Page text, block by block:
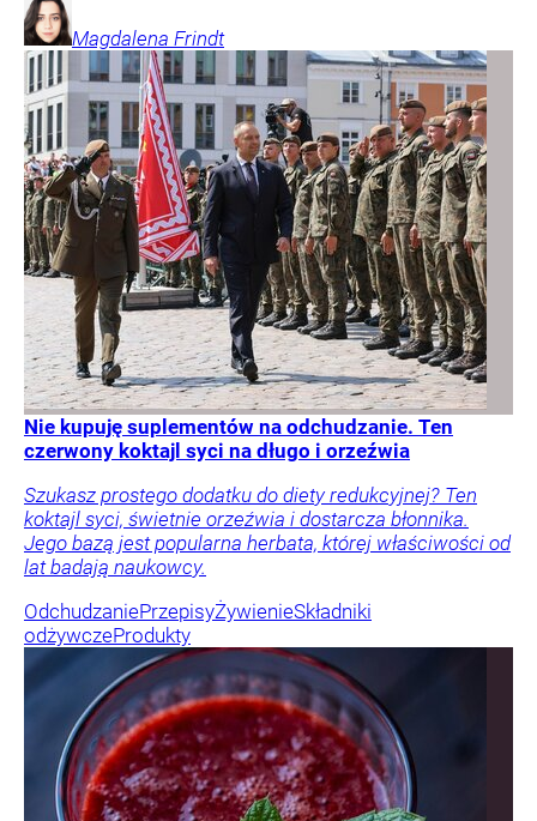
Magdalena Frindt
Nie kupuję suplementów na odchudzanie. Ten
czerwony koktajl syci na długo i orzeźwia
Szukasz prostego dodatku do diety redukcyjnej? Ten
koktajl syci, świetnie orzeźwia i dostarcza błonnika.
Jego bazą jest popularna herbata, której właściwości od
lat badają naukowcy.
OdchudzaniePrzepisyŻywienieSkładniki
odżywczeProdukty